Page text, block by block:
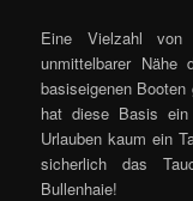
Eine Vielzahl von
unmittelbarer
basiseigenen
hat diese Basis
Urlauben kaum ein
sicherlich das
Bullenhaie!